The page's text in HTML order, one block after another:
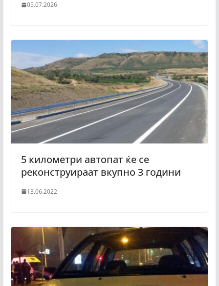
05.07.2026
5 километри автопат ќе се
реконструираат вкупно 3 години
13.06.2022